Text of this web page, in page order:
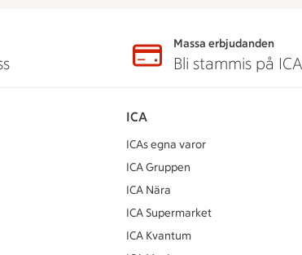
Massa erbjudanden
Bli stammis på ICA
ICA
ICAs egna varor
ICA Gruppen
ICA Nära
ICA Supermarket
ICA Kvantum